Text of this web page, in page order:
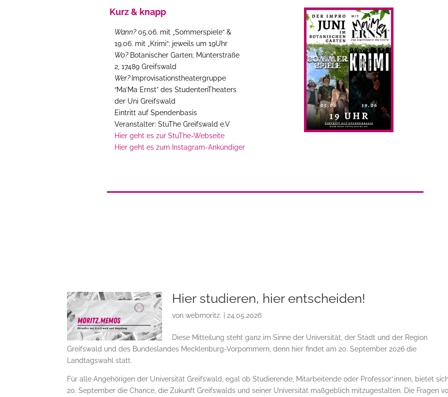
Kurz & knapp
Wann?05.06. mit „Sommerspiele“ &
19.06. mit „Krimi“; jeweils um 19Uhr
Wo?Botanischer Garten; Münterstraße
2, 17489 Greifswald
Wer? Improvisationstheatergruppe
“Ma’Ma Ernst” des StudentenTheaters
der Uni Greifswald
Eintritt auf Spendenbasis
Veranstalter: StuThe Greifswald e.V
Hier geht es zur StuThe-Webseite
Hier geht es zum Instagram-Ankündiger
Hier studieren, hier entscheiden!
vonwebmoritz. | 24.05.2026
Diese Mitteilung steht ganz im Sinne der Universität, der Stadt und der Region
Greifswald und des Bundeslandes Mecklenburg-Vorpommern, denn hier findet am 20. September 2026 die
Landtagswahl statt.
Für alle Angehörigen der Universität Greifswald, egal ob Studierende, Mitarbeitende oder Professor*innen, bietet
20. September die Chance, die Zukunft Greifswalds und seiner Universität maßgeblich mitzugestalten. Die Fragen